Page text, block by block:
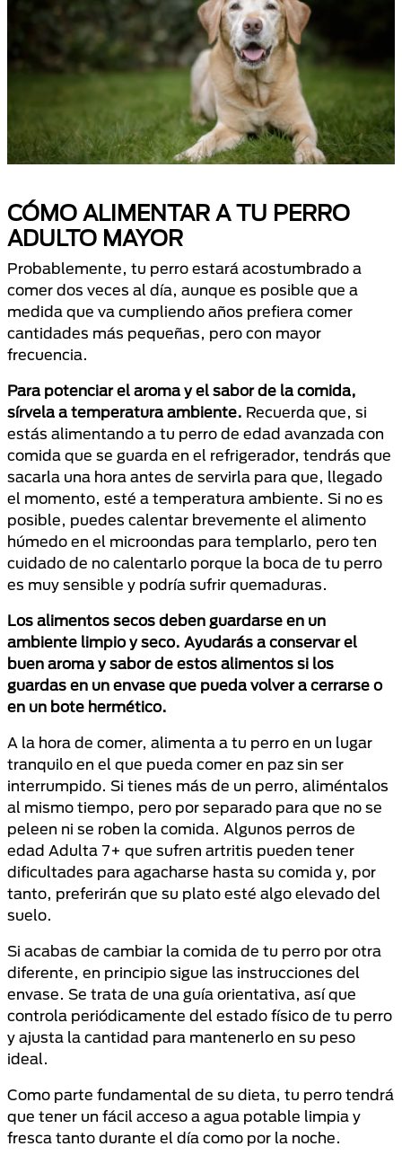
CÓMO ALIMENTAR A TU PERRO
ADULTO MAYOR
Probablemente, tu perro estará acostumbrado a
comer dos veces al día, aunque es posible que a
medida que va cumpliendo años prefiera comer
cantidades más pequeñas, pero con mayor
frecuencia.
Para potenciar el aroma y el sabor de la comida,
sírvela a temperatura ambiente. Recuerda que, si
estás alimentando a tu perro de edad avanzada con
comida que se guarda en el refrigerador, tendrás que
sacarla una hora antes de servirla para que, llegado
el momento, esté a temperatura ambiente. Si no es
posible, puedes calentar brevemente el alimento
húmedo en el microondas para templarlo, pero ten
cuidado de no calentarlo porque la boca de tu perro
es muy sensible y podría sufrir quemaduras.
Los alimentos secos deben guardarse en un
ambiente limpio y seco. Ayudarás a conservar el
buen aroma y sabor de estos alimentos si los
guardas en un envase que pueda volver a cerrarse o
en un bote hermético.
A la hora de comer, alimenta a tu perro en un lugar
tranquilo en el que pueda comer en paz sin ser
interrumpido. Si tienes más de un perro, aliméntalos
al mismo tiempo, pero por separado para que no se
peleen ni se roben la comida. Algunos perros de
edad Adulta 7+ que sufren artritis pueden tener
dificultades para agacharse hasta su comida y, por
tanto, preferirán que su plato esté algo elevado del
suelo.
Si acabas de cambiar la comida de tu perro por otra
diferente, en principio sigue las instrucciones del
envase. Se trata de una guía orientativa, así que
controla periódicamente del estado físico de tu perro
y ajusta la cantidad para mantenerlo en su peso
ideal.
Como parte fundamental de su dieta, tu perro tendrá
que tener un fácil acceso a agua potable limpia y
fresca tanto durante el día como por la noche.